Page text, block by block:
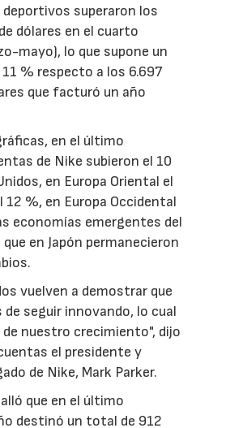
superaron los
dólares en el cuarto
mayo), lo que supone un
% respecto a los 6.697
que facturó un año
en el último
de Nike subieron el 10
en Europa Oriental el
12 %, en Europa Occidental
economías emergentes del
en Japón permanecieron
vuelven a demostrar que
de seguir innovando, lo cual
de nuestro crecimiento", dijo
el presidente y
de Nike, Mark Parker.
que en el último
destinó un total de 912